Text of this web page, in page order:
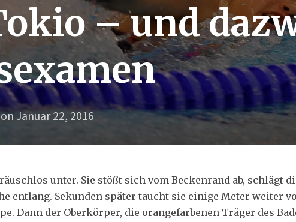
– und
on Januar 22, 2016
unter. Sie stößt sich vom Beckenrand ab, schlägt
entlang. Sekunden später taucht sie einige Meter weiter
Dann der Oberkörper, die orangefarbenen Träger des